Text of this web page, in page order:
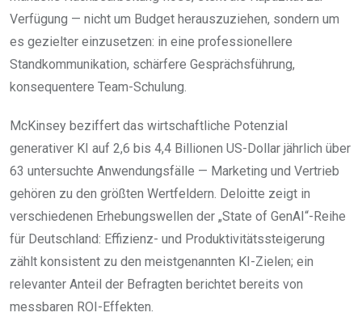
Verfügung — nicht um Budget herauszuziehen, sondern um
es gezielter einzusetzen: in eine professionellere
Standkommunikation, schärfere Gesprächsführung,
konsequentere Team-Schulung.
McKinsey beziffert das wirtschaftliche Potenzial
generativer KI auf 2,6 bis 4,4 Billionen US-Dollar jährlich über
63 untersuchte Anwendungsfälle — Marketing und Vertrieb
gehören zu den größten Wertfeldern. Deloitte zeigt in
verschiedenen Erhebungswellen der „State of GenAI“-Reihe
für Deutschland: Effizienz- und Produktivitätssteigerung
zählt konsistent zu den meistgenannten KI-Zielen; ein
relevanter Anteil der Befragten berichtet bereits von
messbaren ROI-Effekten.